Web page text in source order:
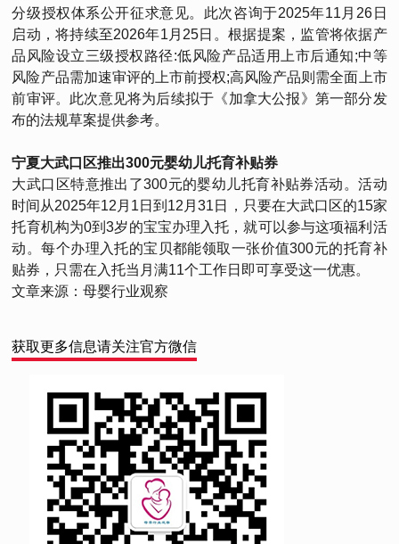
分级授权体系公开征求意见。此次咨询于2025年11月26日
启动，将持续至2026年1月25日。根据提案，监管将依据产
品风险设立三级授权路径:低风险产品适用上市后通知;中等
风险产品需加速审评的上市前授权;高风险产品则需全面上市
前审评。此次意见将为后续拟于《加拿大公报》第一部分发
布的法规草案提供参考。
宁夏大武口区推出300元婴幼儿托育补贴券
大武口区特意推出了300元的婴幼儿托育补贴券活动。活动
时间从2025年12月1日到12月31日，只要在大武口区的15家
托育机构为0到3岁的宝宝办理入托，就可以参与这项福利活
动。每个办理入托的宝贝都能领取一张价值300元的托育补
贴券，只需在入托当月满11个工作日即可享受这一优惠。
文章来源：母婴行业观察
获取更多信息请关注官方微信